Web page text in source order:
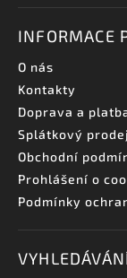
INFORMACE
O nás
Kontakty
Doprava a
Splátkový prodej
Obchodní
Prohlášení o
Podmínky